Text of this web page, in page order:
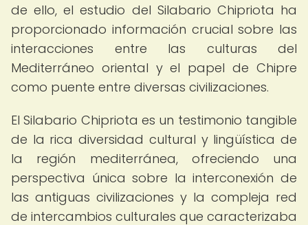
de ello, el estudio del Silabario Chipriota ha
proporcionado información crucial sobre las
interacciones entre las culturas del
Mediterráneo oriental y el papel de Chipre
como puente entre diversas civilizaciones.
El Silabario Chipriota es un testimonio tangible
de la rica diversidad cultural y lingüística de
la región mediterránea, ofreciendo una
perspectiva única sobre la interconexión de
las antiguas civilizaciones y la compleja red
de intercambios culturales que caracterizaba